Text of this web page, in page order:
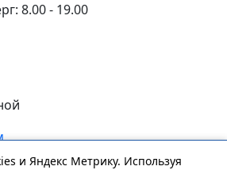
8.00 - 19.00
характер и не является
и Яндекс Метрику. Используя